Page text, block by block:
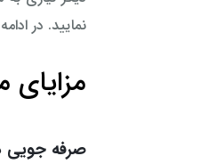
نمایید. در
صرفه جویی